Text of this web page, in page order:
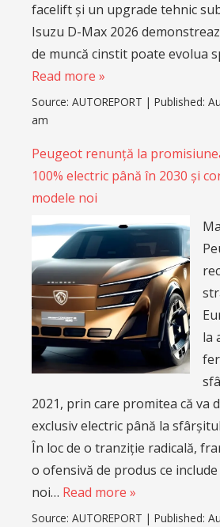
facelift și un upgrade tehnic
Isuzu D-Max 2026
de muncă cinstit poate evolua
Read more »
Source: AUTOREPORT | Published:
am
Peugeot renunță la
100% electric până în 2030 și
modele noi
la
2021, prin care promitea că va
exclusiv electric până la
În loc de o tranziție radicală,
o ofensivă de produs ce
noi… Read more »
Source: AUTOREPORT | Published: